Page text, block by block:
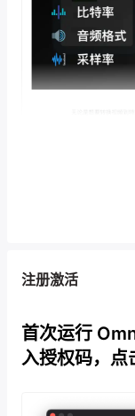
注册激活
首次运行
入授权码，点